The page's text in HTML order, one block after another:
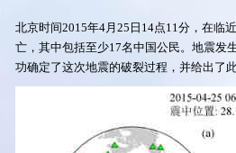
北京时间2015年4月25日14点11分，在临
亡，其中包括至少17名中国公民。地震发
功确定了这次地震的破裂过程，并给出了